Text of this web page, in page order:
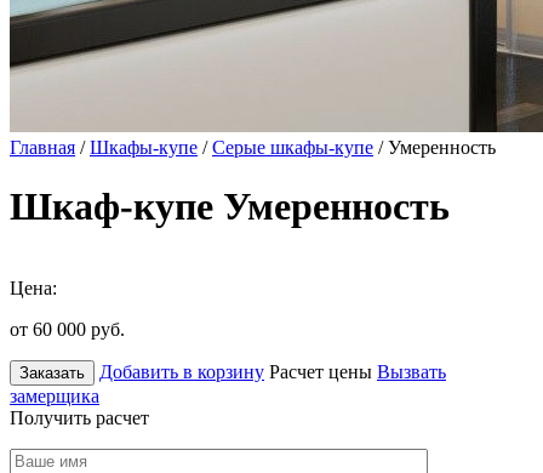
Главная /Шкафы-купе /Серые шкафы-купе / Умеренность
Шкаф-купе Умеренность
Цена:
от 60 000 руб.
Заказать Добавить в корзину Расчет цены Вызвать
замерщика
Получить расчет